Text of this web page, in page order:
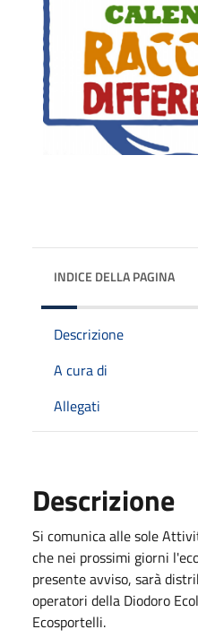
INDICE DELLA PAGINA
Descrizione
A cura di
Allegati
Descrizione
Si comunica alle sole
che nei prossimi giorni
presente avviso, sarà
operatori della Diodoro
Ecosportelli.